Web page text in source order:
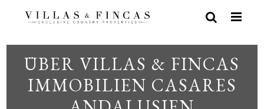
ÜBER VILLAS & FINCAS
IMMOBILIEN CASARES